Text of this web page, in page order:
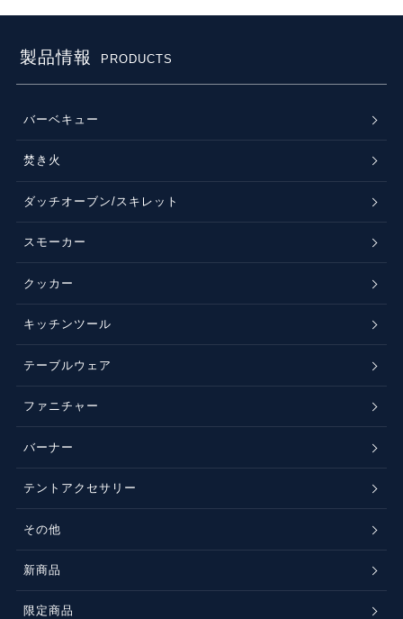
製品情報 PRODUCTS
バーベキュー
焚き火
ダッチオーブン/スキレット
スモーカー
クッカー
キッチンツール
テーブルウェア
ファニチャー
バーナー
テントアクセサリー
その他
新商品
限定商品